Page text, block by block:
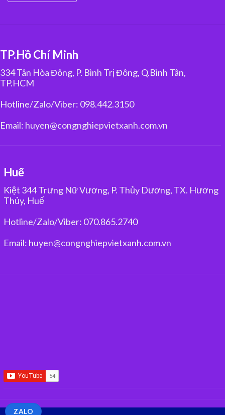
TP.Hồ Chí Minh
334 Tân Hòa Đông, P. Bình Trị Đông, Q.Bình Tân,
TP.HCM
Hotline/Zalo/Viber: 098.442.3150
Email: huyen@congnghiepvietxanh.com.vn
Huế
Kiệt 344 Trưng Nữ Vương, P. Thủy Dương, TX. Hương
Thủy, Huế
Hotline/Zalo/Viber: 070.865.2740
Email: huyen@congnghiepvietxanh.com.vn
ZALO